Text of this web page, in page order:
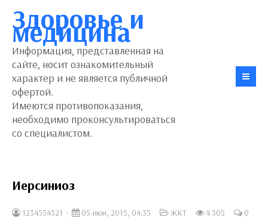
Здоровье и
медицина
Информация, представленная на
сайте, носит ознакомительный
характер и не является публичной
офертой.
Имеются противопоказания,
необходимо проконсультироваться
со специалистом.
Иерсиниоз
1234554321 05-июн, 2015, 04:35 ЖКТ 4 305 0